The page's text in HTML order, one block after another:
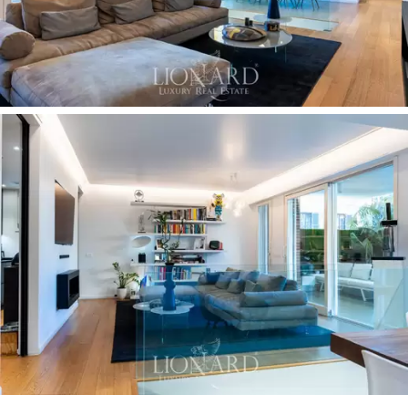
A lakást130 nm-es külső tér veszi körül,elegáns
világos fa deszkával burkolva. A földszinti nappaliból
egykanapéval és gyönyörű növényekkel
berendezett terasznyílik. Amint az ablakok kinyílnak,
ez a tér tökéletesen illeszkedik a belső térbe, és nagy
és tágas beszélgetési teret hoz létre. Erről a területről
mindössze néhány lépésnyire jutunk el a gyönyörű,
nyüzsgő kertbe, amely egzotikus növényeken,
függőleges növényfalakon, pihenőhelyeken,étkező
pavilonnal
, valamintaz 5 méteres, saját
hidromasszázs medencéhez vezet. ellenáramú
úszás,behúzható kültéri zuhanyzó szolgálja ki. A teljes
kertrész drámai világítással, elektromos
takarófüggönnyel - a maximális magánélet érdekében -
automata öntözőrendszerrelés szúnyogriasztó